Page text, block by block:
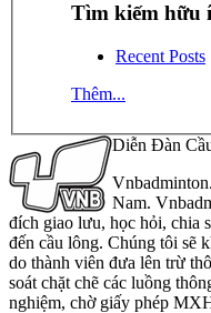
Tìm kiếm hữu
Recent Posts
Thêm...
Diễn Đàn
Nam.
đích giao lưu, học hỏi, chia
đến cầu lông. Chúng tôi sẽ
do thành viên đưa lên trừ
soát chặt chẽ các luồng
nghiệm, chờ giấy phép